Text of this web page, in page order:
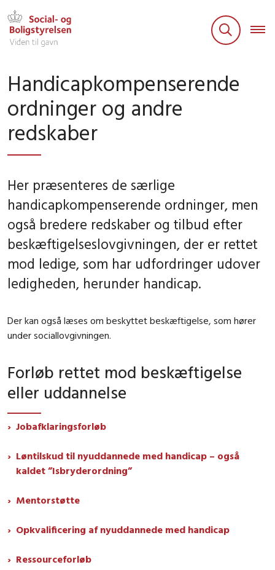
Handicapkompenserende
ordninger og andre
redskaber
Her præsenteres de særlige
handicapkompenserende ordninger, men
også bredere redskaber og tilbud efter
beskæftigelseslovgivningen, der er rettet
mod ledige, som har udfordringer udover
ledigheden, herunder handicap.
Der kan også læses om beskyttet beskæftigelse, som hører
under sociallovgivningen.
Forløb rettet mod beskæftigelse
eller uddannelse
Jobafklaringsforløb
Løntilskud til nyuddannede med handicap – også
kaldet ”Isbryderordning”
Mentorstøtte
Opkvalificering af nyuddannede med handicap
Ressourceforløb